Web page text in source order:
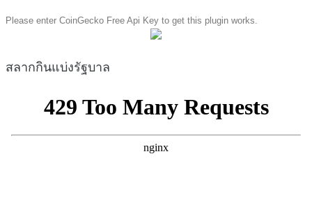
Please enter CoinGecko Free Api Key to get this plugin works.
สลากกินแบ่งรัฐบาล